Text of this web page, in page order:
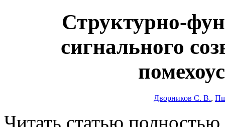
Структурно-
сигнального
Дворников С. В.,
Читать статью полностью